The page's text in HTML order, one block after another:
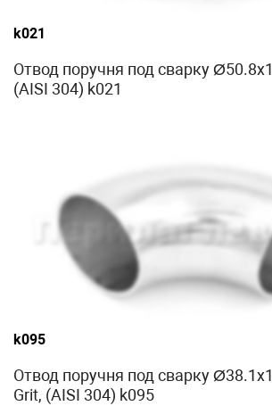
k021
Отвод поручня под сварку
(AISI 304) k021
k095
Отвод поручня под сварку
Grit, (AISI 304) k095